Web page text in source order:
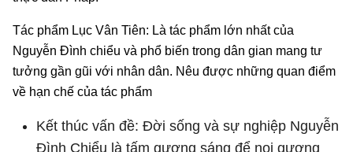
Tác phẩm Lục Vân Tiên: Là tác phẩm lớn nhất của
Nguyễn Đình chiểu và phổ biến trong dân gian mang tư
tưởng gần gũi với nhân dân. Nêu được những quan điểm
về hạn chế của tác phẩm
Kết thúc vấn đề: Đời sống và sự nghiệp Nguyễn
Đình Chiểu là tấm gương sáng để noi gương